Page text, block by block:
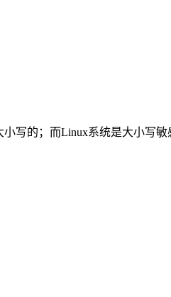
写的；而Linux系统是大小写敏